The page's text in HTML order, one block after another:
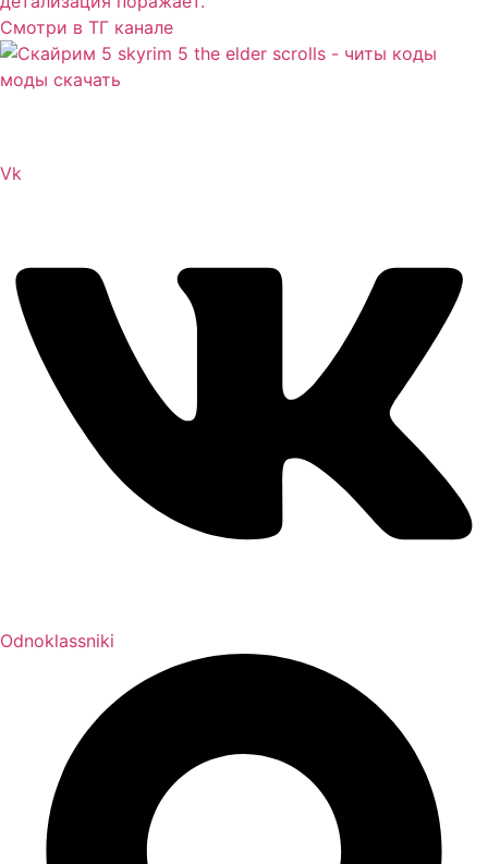
Смотри в ТГ канале
Vk
Odnoklassniki